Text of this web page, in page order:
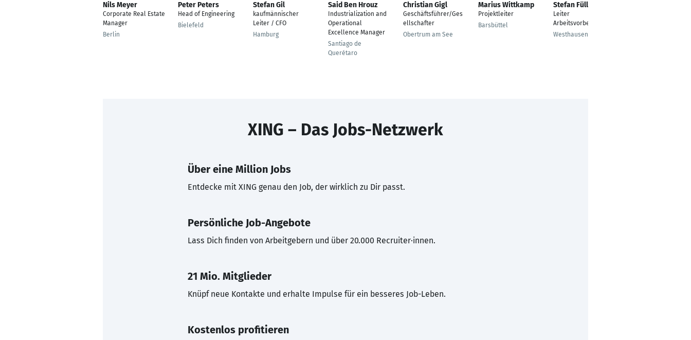
Nils Meyer
Corporate Real Estate
Manager
Berlin
Peter Peters
Head of Engineering
Bielefeld
Stefan Gil
kaufmännischer
Leiter / CFO
Hamburg
Said Ben Hrouz
Industrialization and
Operational
Excellence Manager
Santiago de
Querétaro
Christian Gigl
Geschäftsführer/Ges
ellschafter
Obertrum am See
Marius Wittkamp
Projektleiter
Barsbüttel
Stefan Füller
Leiter
Arbeitsvorbereitung
Westhausen
XING – Das Jobs-Netzwerk
Über eine Million Jobs
Entdecke mit XING genau den Job, der wirklich zu Dir passt.
Persönliche Job-Angebote
Lass Dich finden von Arbeitgebern und über 20.000 Recruiter·innen.
21 Mio. Mitglieder
Knüpf neue Kontakte und erhalte Impulse für ein besseres Job-Leben.
Kostenlos profitieren